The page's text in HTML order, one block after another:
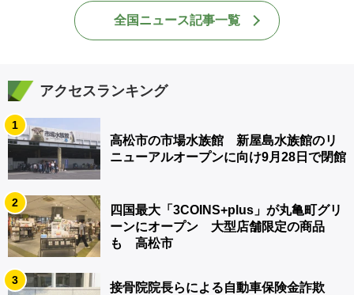
全国ニュース記事一覧
アクセスランキング
1
高松市の市場水族館 新屋島水族館のリ
ニューアルオープンに向け9月28日で閉館
2
四国最大「3COINS+plus」が丸亀町グリ
ーンにオープン 大型店舗限定の商品
も 高松市
3
接骨院院長らによる自動車保険金詐欺